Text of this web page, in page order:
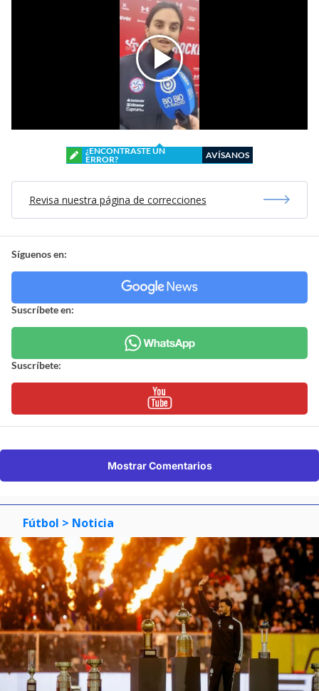
¿ENCONTRASTE UN
ERROR?
AVÍSANOS
Revisa nuestra página de correcciones
Síguenos en:
Suscríbete en:
Suscríbete:
Mostrar Comentarios
Fútbol > Noticia